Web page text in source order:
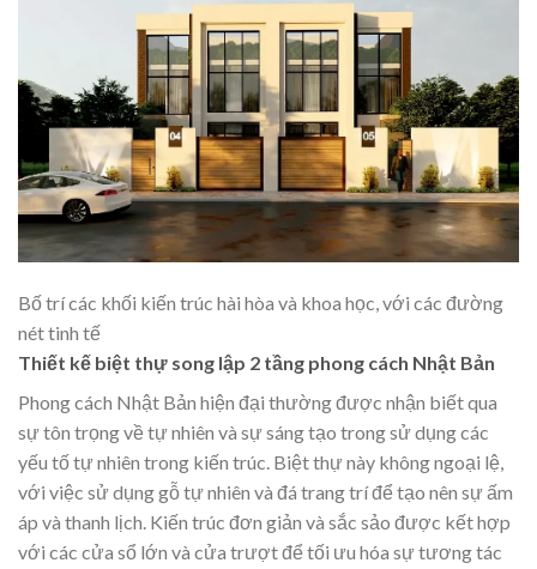
Bố trí các khối kiến trúc hài hòa và khoa học, với các đường
nét tinh tế
Thiết kế biệt thự song lập 2 tầng phong cách Nhật Bản
Phong cách Nhật Bản hiện đại thường được nhận biết qua
sự tôn trọng về tự nhiên và sự sáng tạo trong sử dụng các
yếu tố tự nhiên trong kiến trúc. Biệt thự này không ngoại lệ,
với việc sử dụng gỗ tự nhiên và đá trang trí để tạo nên sự ấm
áp và thanh lịch. Kiến trúc đơn giản và sắc sảo được kết hợp
với các cửa sổ lớn và cửa trượt để tối ưu hóa sự tương tác